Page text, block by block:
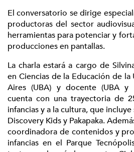
El conversatorio se dirige
productoras del sector
herramientas para potenciar y
producciones en pantallas.
La charla estará a cargo de
en Ciencias de la Educación de
Aires (UBA) y docente (UBA y
cuenta con una trayectoria de
infancias y a la cultura, que
Discovery Kids y Pakapaka.
coordinadora de contenidos y
infancias en el Parque